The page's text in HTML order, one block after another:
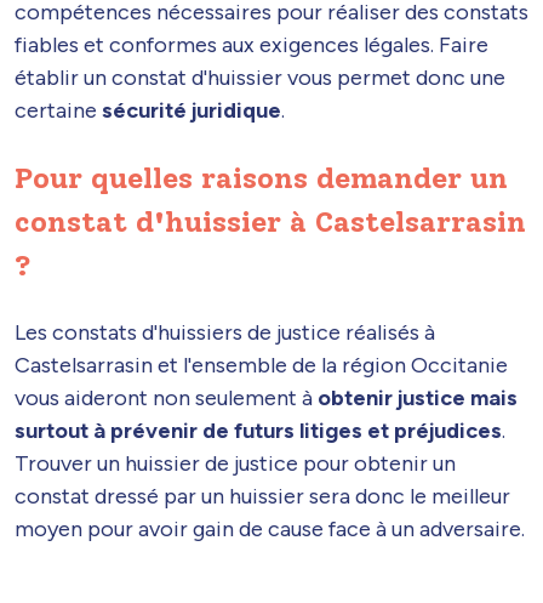
compétences nécessaires pour réaliser des constats
fiables et conformes aux exigences légales. Faire
établir un constat d'huissier vous permet donc une
certaine sécurité juridique.
Pour quelles raisons demander un
constat d'huissier à Castelsarrasin
?
Les constats d'huissiers de justice réalisés à
Castelsarrasin et l'ensemble de la région Occitanie
vous aideront non seulement à obtenir justice mais
surtout à prévenir de futurs litiges et préjudices.
Trouver un huissier de justice pour obtenir un
constat dressé par un huissier sera donc le meilleur
moyen pour avoir gain de cause face à un adversaire.